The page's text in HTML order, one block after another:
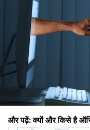
और पढ़ें:क्यों और किसे है